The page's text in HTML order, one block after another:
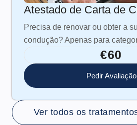
Atestado de Carta de
Precisa de renovar ou obter a
condução? Apenas para
€60
Pedir Avaliação
Ver todos os